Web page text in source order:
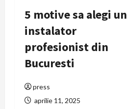
5 motive sa alegi un
instalator
profesionist din
Bucuresti
press
aprilie 11, 2025